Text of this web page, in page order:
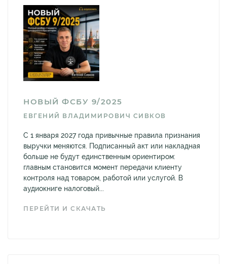
НОВЫЙ ФСБУ 9/2025
ЕВГЕНИЙ ВЛАДИМИРОВИЧ СИВКОВ
С 1 января 2027 года привычные правила признания
выручки меняются. Подписанный акт или накладная
больше не будут единственным ориентиром:
главным становится момент передачи клиенту
контроля над товаром, работой или услугой. В
аудиокниге налоговый...
ПЕРЕЙТИ И СКАЧАТЬ